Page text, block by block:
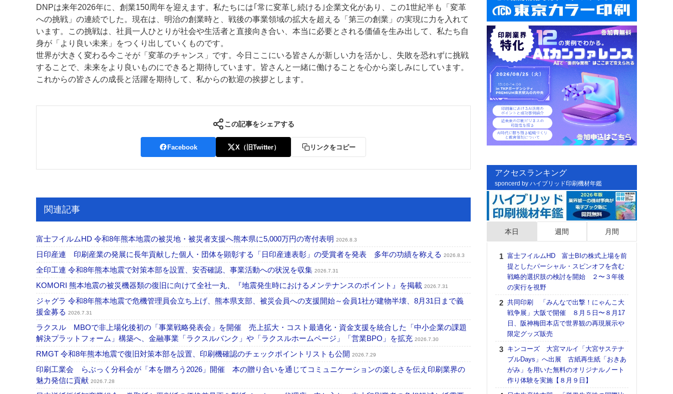
DNPは来年2026年に、創業150周年を迎えます。私たちには｢常に変革し続ける｣企業文化があり、この1世紀半も「変革
への挑戦」の連続でした。現在は、明治の創業時と、戦後の事業領域の拡大を超える「第三の創業」の実現に力を入れて
います。この挑戦は、社員一人ひとりが社会や生活者と直接向き合い、本当に必要とされる価値を生み出して、私たち自
身が「より良い未来」をつくり出していくものです。
世界が大きく変わる今こそが「変革のチャンス」です。今日ここにいる皆さんが新しい力を活かし、失敗を恐れずに挑戦
することで、未来をより良いものにできると期待しています。皆さんと一緒に働けることを心から楽しみにしています。
これからの皆さんの成長と活躍を期待して、私からの歓迎の挨拶とします。
この記事をシェアする
Facebook X（旧Twitter） リンクをコピー
関連記事
富士フイルムHD 令和8年熊本地震の被災地・被災者支援へ熊本県に5,000万円の寄付表明 2026.8.3
日印産連 印刷産業の発展に長年貢献した個人・団体を顕彰する「日印産連表彰」の受賞者を発表 多年の功績を称える 2026.8.3
全印工連 令和8年熊本地震で対策本部を設置、安否確認、事業活動への状況を収集 2026.7.31
KOMORI 熊本地震の被災機器類の復旧に向けて全社一丸、『地震発生時におけるメンテナンスのポイント』を掲載 2026.7.31
ジャグラ 令和8年熊本地震で危機管理員会立ち上げ、熊本県支部、被災会員への支援開始～会員1社が建物半壊、8月31日まで義
援金募る 2026.7.31
ラクスル MBOで非上場化後初の「事業戦略発表会」を開催 売上拡大・コスト最適化・資金支援を統合した「中小企業の課題
解決プラットフォーム」構築へ、金融事業「ラクスルバンク」や「ラクスルホームページ」「営業BPO」を拡充 2026.7.30
RMGT 令和8年熊本地震で復旧対策本部を設置、印刷機確認のチェックポイントリストも公開 2026.7.29
印刷工業会 らぶっく分科会が「本を贈ろう2026」開催 本の贈り合いを通じてコミュニケーションの楽しさを伝え印刷業界の
魅力発信に貢献 2026.7.28
アクセスランキング
sponcerd by ハイブリッド印刷機材年鑑
本日 週間 月間
富士フイルムHD 富士BIの株式上場を前
提としたパーシャル・スピンオフを含む
戦略的選択肢の検討を開始 ２〜３年後
の実行を視野
共同印刷 「みんなで出撃！にゃんこ大
戦争展」大阪で開催 ８月５日〜８月17
日、阪神梅田本店で世界観の再現展示や
限定グッズ販売
キンコーズ 大宮マルイ「大宮サステナ
ブルDays」へ出展 古紙再生紙「おきあ
がみ」を用いた無料のオリジナルノート
作り体験を実施【８月９日】